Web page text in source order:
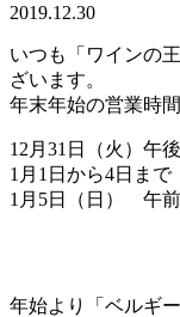
2019.12.30
いつも「ワインの
ざいます。
年末年始の営業時
12月31日（火）午
1月1日から4日ま
1月5日（日） 午
年始より「ベルギ